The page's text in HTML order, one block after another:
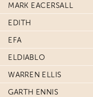
MARK EACERSALL
EDITH
EFA
ELDIABLO
WARREN ELLIS
GARTH ENNIS